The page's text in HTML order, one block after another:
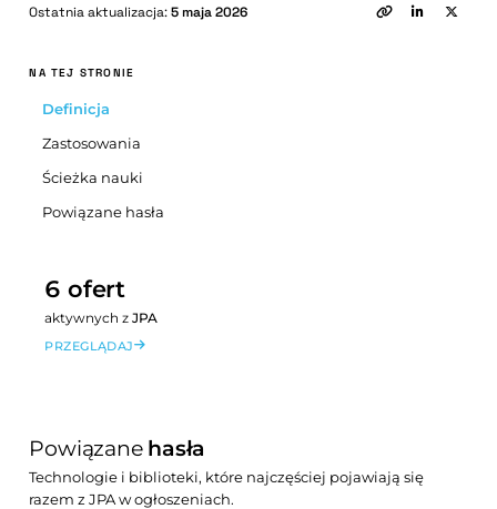
Ostatnia aktualizacja:5 maja 2026
NA TEJ STRONIE
Definicja
Zastosowania
Ścieżka nauki
Powiązane hasła
6 ofert
aktywnych zJPA
PRZEGLĄDAJ
Powiązane hasła
Technologie i biblioteki, które najczęściej pojawiają się
razem z JPA w ogłoszeniach.